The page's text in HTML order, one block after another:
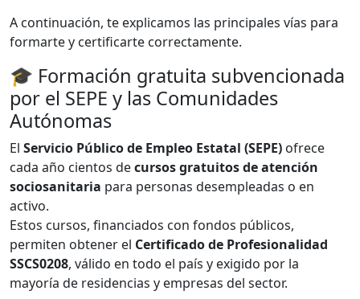
A continuación, te explicamos las principales vías para
formarte y certificarte correctamente.
🎓 Formación gratuita subvencionada
por el SEPE y las Comunidades
Autónomas
El Servicio Público de Empleo Estatal (SEPE) ofrece
cada año cientos decursos gratuitos de atención
sociosanitaria para personas desempleadas o en
activo.
Estos cursos, financiados con fondos públicos,
permiten obtener el Certificado de Profesionalidad
SSCS0208, válido en todo el país y exigido por la
mayoría de residencias y empresas del sector.